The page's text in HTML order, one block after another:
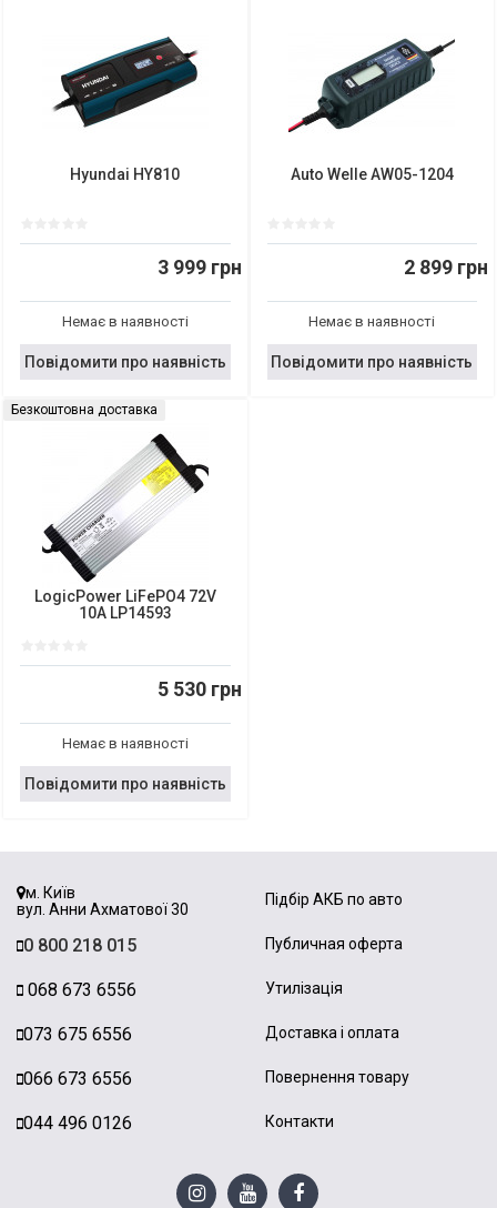
Hyundai HY810
3 999 грн
Немає в наявності
Повідомити про наявність
Auto Welle AW05-1204
2 899 грн
Немає в наявності
Повідомити про наявність
Безкоштовна доставка
LogicPower LiFePO4 72V
10A LP14593
5 530 грн
Немає в наявності
Повідомити про наявність
м. Київ
вул. Анни Ахматової 30
0 800 218 015
068 673 6556
073 675 6556
066 673 6556
044 496 0126
Підбір АКБ по авто
Публичная оферта
Утилізація
Доставка і оплата
Повернення товару
Контакти